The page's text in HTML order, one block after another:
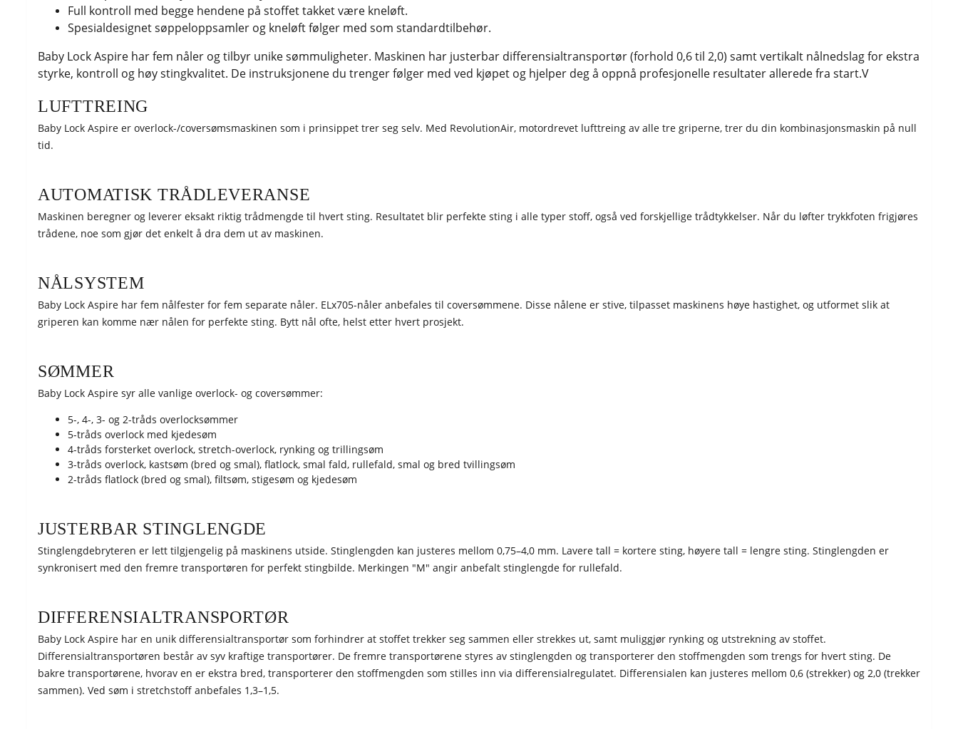
kneløft følger med som standardtilbehør. GARANTI 5 års garanti – kostnadsfritt.
Full kontroll med begge hendene på stoffet takket være kneløft.
Spesialdesignet søppeloppsamler og kneløft følger med som standardtilbehør.
Baby Lock Aspire har fem nåler og tilbyr unike sømmuligheter. Maskinen har justerbar differensialtransportør (forhold 0,6 til 2,0) samt vertikalt nålnedslag for ekstra
styrke, kontroll og høy stingkvalitet. De instruksjonene du trenger følger med ved kjøpet og hjelper deg å oppnå profesjonelle resultater allerede fra start.V
LUFTTREING
Baby Lock Aspire er overlock-/coversømsmaskinen som i prinsippet trer seg selv. Med RevolutionAir, motordrevet lufttreing av alle tre griperne, trer du din kombinasjonsmaskin på null
tid.
AUTOMATISK TRÅDLEVERANSE
Maskinen beregner og leverer eksakt riktig trådmengde til hvert sting. Resultatet blir perfekte sting i alle typer stoff, også ved forskjellige trådtykkelser. Når du løfter trykkfoten frigjøres
trådene, noe som gjør det enkelt å dra dem ut av maskinen.
NÅLSYSTEM
Baby Lock Aspire har fem nålfester for fem separate nåler. ELx705-nåler anbefales til coversømmene. Disse nålene er stive, tilpasset maskinens høye hastighet, og utformet slik at
griperen kan komme nær nålen for perfekte sting. Bytt nål ofte, helst etter hvert prosjekt.
SØMMER
Baby Lock Aspire syr alle vanlige overlock- og coversømmer:
5-, 4-, 3- og 2-tråds overlocksømmer
5-tråds overlock med kjedesøm
4-tråds forsterket overlock, stretch-overlock, rynking og trillingsøm
3-tråds overlock, kastsøm (bred og smal), flatlock, smal fald, rullefald, smal og bred tvillingsøm
2-tråds flatlock (bred og smal), filtsøm, stigesøm og kjedesøm
JUSTERBAR STINGLENGDE
Stinglengdebryteren er lett tilgjengelig på maskinens utside. Stinglengden kan justeres mellom 0,75–4,0 mm. Lavere tall = kortere sting, høyere tall = lengre sting. Stinglengden er
synkronisert med den fremre transportøren for perfekt stingbilde. Merkingen "M" angir anbefalt stinglengde for rullefald.
DIFFERENSIALTRANSPORTØR
Baby Lock Aspire har en unik differensialtransportør som forhindrer at stoffet trekker seg sammen eller strekkes ut, samt muliggjør rynking og utstrekning av stoffet.
Differensialtransportøren består av syv kraftige transportører. De fremre transportørene styres av stinglengden og transporterer den stoffmengden som trengs for hvert sting. De
bakre transportørene, hvorav en er ekstra bred, transporterer den stoffmengden som stilles inn via differensialregulatet. Differensialen kan justeres mellom 0,6 (strekker) og 2,0 (trekker
sammen). Ved søm i stretchstoff anbefales 1,3–1,5.